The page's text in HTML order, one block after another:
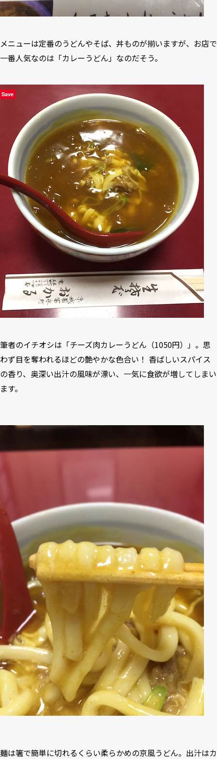
メニューは定番のうどんやそば、丼ものが揃いますが、お店で
一番人気なのは「カレーうどん」なのだそう。
筆者のイチオシは「チーズ肉カレーうどん（1050円）」。思
わず目を奪われるほどの艶やかな色合い！ 香ばしいスパイス
の香り、奥深い出汁の風味が漂い、一気に食欲が増してしまい
ます。
麺は箸で簡単に切れるくらい柔らかめの京風うどん。出汁はカ
Save